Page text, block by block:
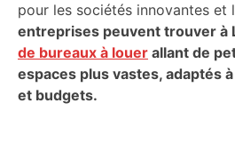
pour les sociétés innovantes et
entreprises peuvent trouver à
de bureaux à louer allant de
espaces plus vastes, adaptés
et budgets.